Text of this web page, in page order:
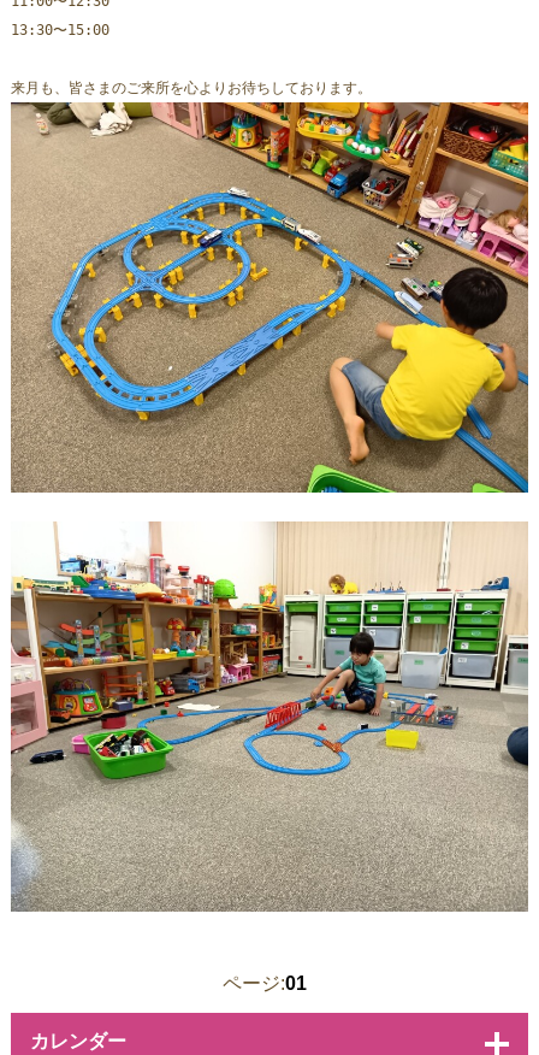
13:30〜15:00
来月も、皆さまのご来所を心よりお待ちしております。
ページ:01
カレンダー